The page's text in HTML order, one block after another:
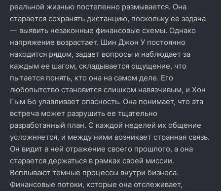
реальной жизнью постепенно размывается. Она
старается сохранять дистанцию, поскольку ее задача
— выявить незаконные финансовые схемы. Однако
напряжение возрастает. Шин Джон У постоянно
находится рядом, задает вопросы и наблюдает за
каждым ее шагом, складывается ощущение, что
пытается понять, кто она на самом деле. Его
любопытство становится слишком навязчивым, и Хон
Гым Бо улавливает опасность. Она понимает, что эта
встреча может разрушить ее тщательно
разработанный план. С каждой неделей их общение
усложняется, и между ними возникает странная связь.
Он видит в ней отражение своего прошлого, а она
старается держаться в рамках своей миссии.
Всплывают тёмные процессы внутри бизнеса.
Финансовые потоки, которые она отслеживает,